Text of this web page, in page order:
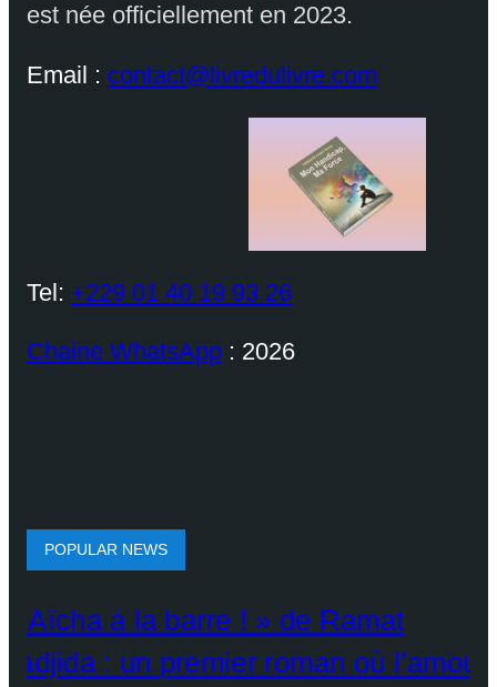
est née officiellement en 2023.
Email : contact@livredulivre.com
Tel: +229 01 40 19 93 26
Chaine WhatsApp : 2026
POPULAR NEWS